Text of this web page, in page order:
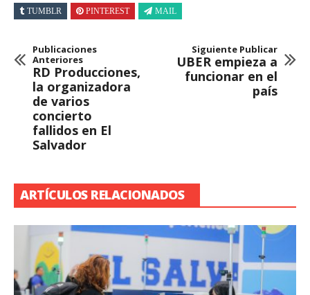
TUMBLR PINTEREST MAIL
Publicaciones
Anteriores
RD Producciones,
la organizadora
de varios
concierto
fallidos en El
Salvador
Siguiente Publicar
UBER empieza a
funcionar en el
país
ARTÍCULOS RELACIONADOS